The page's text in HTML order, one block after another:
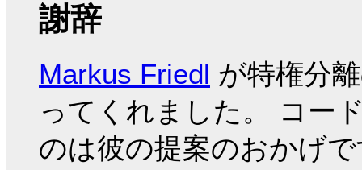
謝辞
Markus Friedl が特権分
ってくれました。 コー
のは彼の提案のおかげ